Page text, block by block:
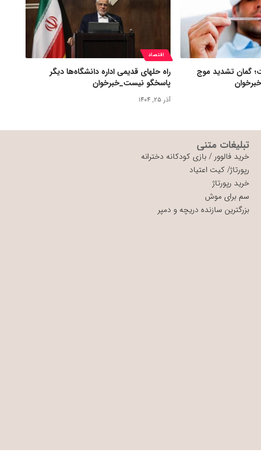
گمان تشدید موج
اقتصاد
راه حلهای قدیمی اداره دانشگاه‌ها دیگر
پاسخگو نیست_خبرخوان
آذر ۲۵, ۱۴۰۴
تبلیغات متنی
خرید فالوور /بازی کودکانه دخترانه
رپورتاژ/کیت اعتیاد
خرید رپورتاژ
سم برای موش
بزرگترین سازنده دریچه و دمپر